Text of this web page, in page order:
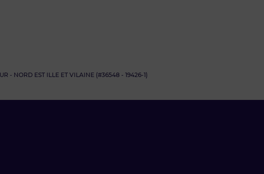
- NORD EST ILLE ET VILAINE (#36548 - 19426-1)